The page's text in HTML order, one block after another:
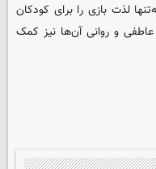
لذت بازی را برای کودکان
و روانی آن‌ها نیز کمک